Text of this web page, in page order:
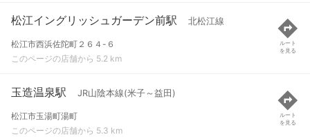
松江イングリッシュガーデン前駅 北松江線
松江市西浜佐陀町２６４-６
このページの店舗から 5.2 km
ルート
を見る
玉造温泉駅 JR山陰本線(米子～益田)
松江市玉湯町湯町
このページの店舗から 5.3 km
ルート
を見る